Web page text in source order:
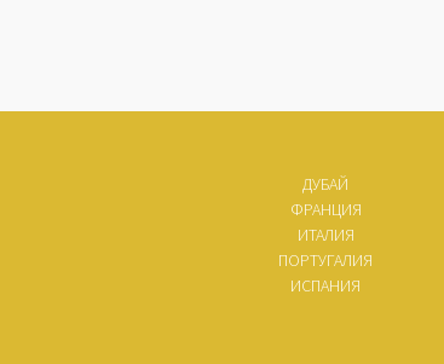
ДУБАЙ
ФРАНЦИЯ
ИТАЛИЯ
ПОРТУГАЛИЯ
ИСПАНИЯ